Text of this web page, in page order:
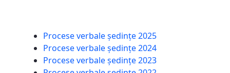
Procese verbale ședințe 2025
Procese verbale ședințe 2024
Procese verbale ședințe 2023